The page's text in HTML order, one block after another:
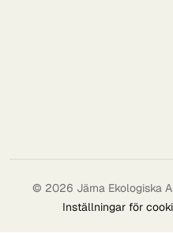
© 2026 Järna Ekologiska
Inställningar för